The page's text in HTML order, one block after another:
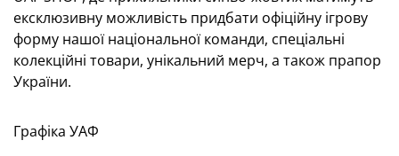
ексклюзивну можливість придбати офіційну ігрову
форму нашої національної команди, спеціальні
колекційні товари, унікальний мерч, а також прапор
України.
Графіка УАФ